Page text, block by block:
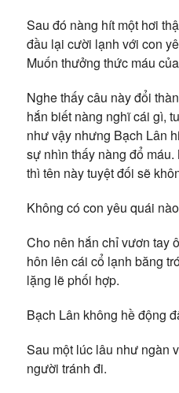
Sau đó nàng hít một hơi
đầu lại cười lạnh với con
Muốn thưởng thức máu
Nghe thấy câu này đổi
hắn biết nàng nghĩ cái gì,
như vậy nhưng Bạch Lân
sự nhìn thấy nàng đổ
thì tên này tuyệt đối sẽ
Không có con yêu quái
Cho nên hắn chỉ vươn tay
hôn lên cái cổ lạnh băng
lặng lẽ phối hợp.
Bạch Lân không hề động
Sau một lúc lâu như ngàn
người tránh đi.